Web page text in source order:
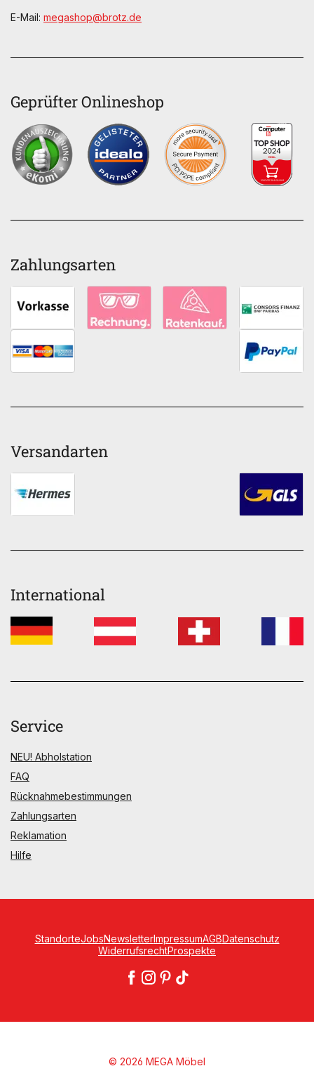
E-Mail: megashop@brotz.de
Geprüfter Onlineshop
Zahlungsarten
Versandarten
International
Service
NEU! Abholstation
FAQ
Rücknahmebestimmungen
Zahlungsarten
Reklamation
Hilfe
StandorteJobsNewsletterImpressumAGBDatenschutz
WiderrufsrechtProspekte
© 2026 MEGA Möbel